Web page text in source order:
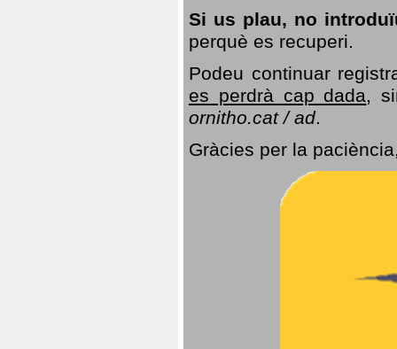
Si us plau, no
perquè es recuperi.
Podeu continuar
es perdrà cap dada,
ornitho.cat / ad.
Gràcies per la